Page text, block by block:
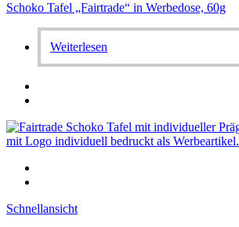
Schoko Tafel „Fairtrade“ in Werbedose, 60g
Weiterlesen
Schnellansicht